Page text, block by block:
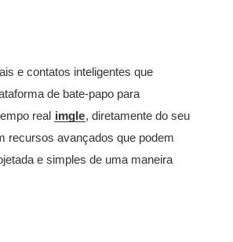
e contatos inteligentes que
de bate-papo para
real imgle, diretamente do seu
recursos avançados que podem
e simples de uma maneira